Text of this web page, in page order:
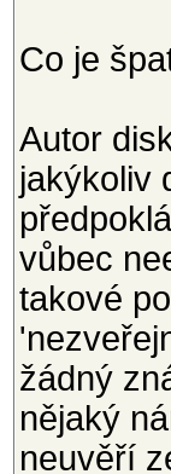
Co je
Autor
jakýkoliv
vůbec
takové
žádný
nějaký
neuvěří